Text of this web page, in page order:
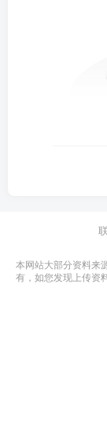
本网站大部分资料来
有，如您发现上传资